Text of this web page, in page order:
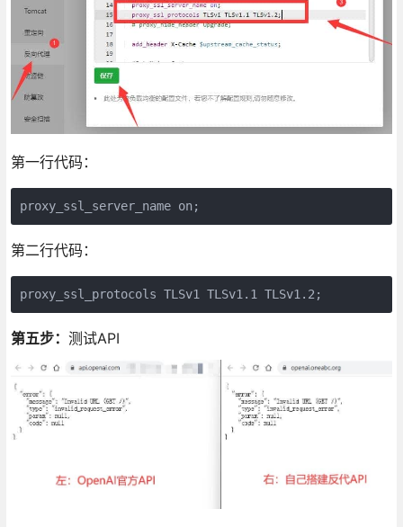
第一行代码：
proxy_ssl_server_name on;
第二行代码：
proxy_ssl_protocols TLSv1 TLSv1.1 TLSv1.2;
第五步： 测试API